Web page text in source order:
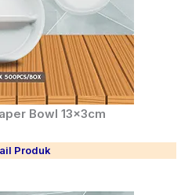
Bowl 13x3cm
Produk